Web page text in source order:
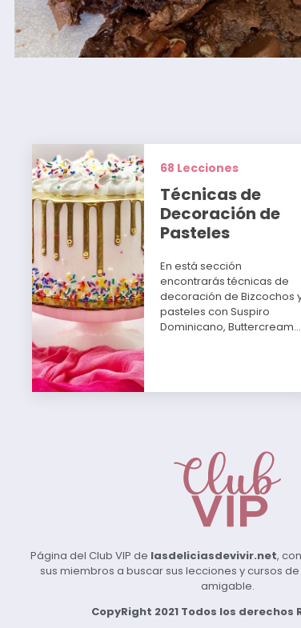
68 Lecciones
Técnicas de
Decoración de
Pasteles
En está sección
encontrarás técnicas de
decoración de Bizcochos
pasteles con Suspiro
Dominicano, Buttercream…
Página del Club VIP de lasdeliciasdevivir.net,
sus miembros a buscar sus lecciones y cursos
amigable.
CopyRight 2021 Todos los derechos